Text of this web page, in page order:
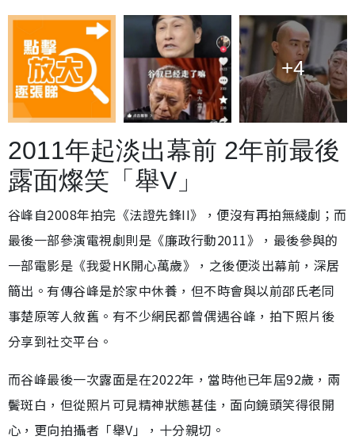
+4
2011年起淡出幕前 2年前最後
露面燦笑「舉V」
谷峰自2008年拍完《法證先鋒II》，便沒有再拍無綫劇；而
最後一部參演電視劇則是《廉政行動2011》，最後參與的
一部電影是《我愛HK開心萬歲》，之後便淡出幕前，深居
簡出。有傳谷峰是於家中休養，但不時會與以前邵氏老同
事楚原等人敘舊。有不少網民都曾偶遇谷峰，拍下照片後
分享到社交平台。
而谷峰最後一次露面是在2022年，當時他已年屆92歲，兩
鬢斑白，但從照片可見精神狀態甚佳，面向鏡頭笑得很開
心，更向拍攝者「舉V」，十分親切。